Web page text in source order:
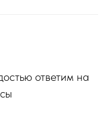
ответим на